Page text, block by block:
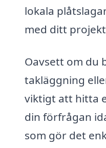
lokala
med ditt
Oavsett om du
takläggning
viktigt att hitta
din förfrågan
som gör det